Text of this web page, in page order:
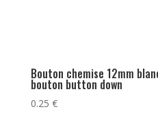
Bouton chemise 12mm
bouton button down
0.25 €